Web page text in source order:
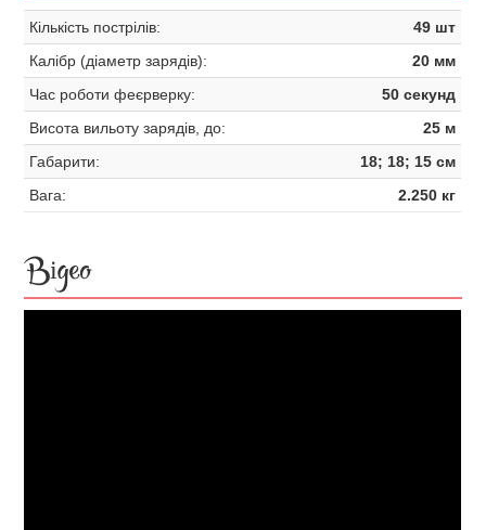
Кількість пострілів:
49 шт
Калібр (діаметр зарядів):
20 мм
Час роботи феєрверку:
50 секунд
Висота вильоту зарядів, до:
25 м
Габарити:
18; 18; 15 см
Вага:
2.250 кг
Відео